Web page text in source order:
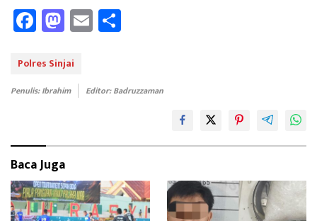
Fa
ce
b
oo
M
as
to
d
E
m
Polres Sinjai
Penulis: Ibrahim Editor: Badruzzaman
Baca Juga